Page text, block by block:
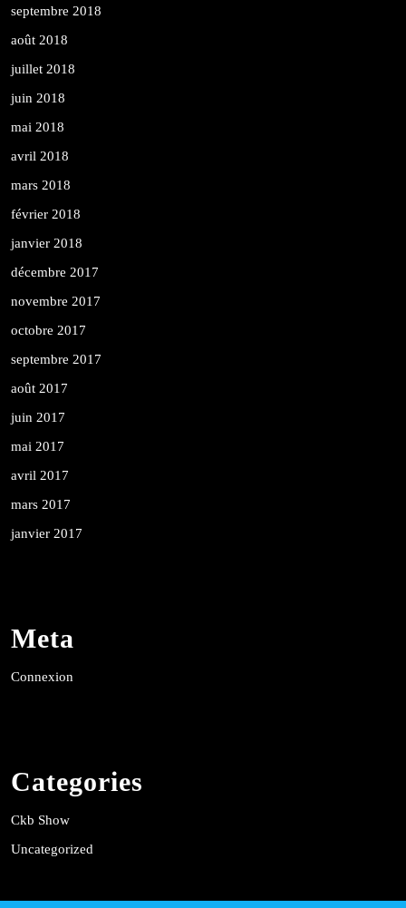
septembre 2018
août 2018
juillet 2018
juin 2018
mai 2018
avril 2018
mars 2018
février 2018
janvier 2018
décembre 2017
novembre 2017
octobre 2017
septembre 2017
août 2017
juin 2017
mai 2017
avril 2017
mars 2017
janvier 2017
Meta
Connexion
Categories
Ckb Show
Uncategorized